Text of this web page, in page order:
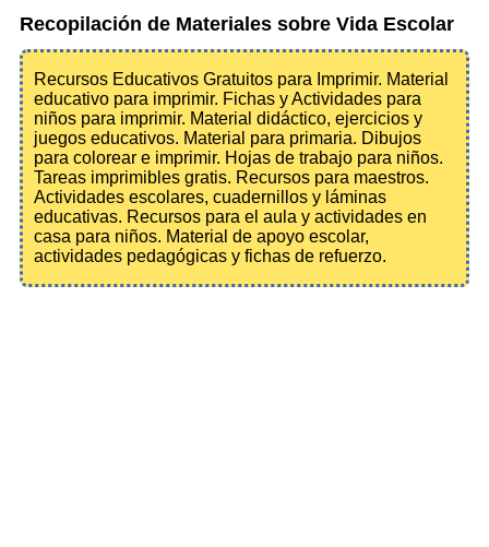
Recopilación de Materiales sobre Vida Escolar
Recursos Educativos Gratuitos para Imprimir. Material
educativo para imprimir. Fichas y Actividades para
niños para imprimir. Material didáctico, ejercicios y
juegos educativos. Material para primaria. Dibujos
para colorear e imprimir. Hojas de trabajo para niños.
Tareas imprimibles gratis. Recursos para maestros.
Actividades escolares, cuadernillos y láminas
educativas. Recursos para el aula y actividades en
casa para niños. Material de apoyo escolar,
actividades pedagógicas y fichas de refuerzo.